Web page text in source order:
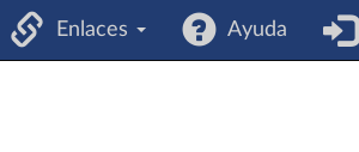
Enlaces Ayuda